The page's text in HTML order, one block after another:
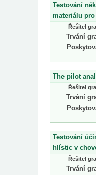
Testování
materiálu
Řešitel
Trvání
The pilot
Řešitel
Trvání
Testování
hlístic v
Řešitel
Trvání